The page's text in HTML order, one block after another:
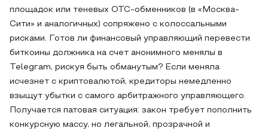
площадок или теневых OTC-обменников (в «Москва-
Сити» и аналогичных) сопряжено с колоссальными
рисками. Готов ли финансовый управляющий перевести
биткоины должника на счет анонимного менялы в
Telegram, рискуя быть обманутым? Если меняла
исчезнет с криптовалютой, кредиторы немедленно
взыщут убытки с самого арбитражного управляющего.
Получается патовая ситуация: закон требует пополнить
конкурсную массу, но легальной, прозрачной и